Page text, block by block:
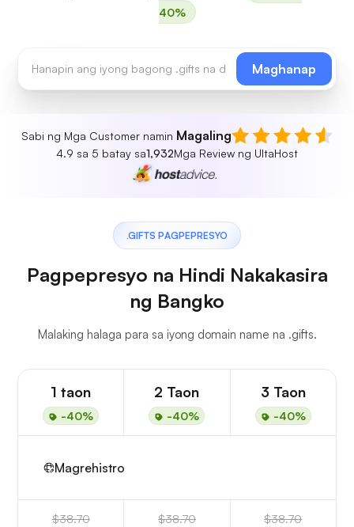
40%
Maghanap
Sabi ng Mga Customer namin Magaling
4.9 sa 5 batay sa1,932Mga Review ng UltaHost
.GIFTS PAGPEPRESYO
Pagpepresyo na Hindi Nakakasira
ng Bangko
Malaking halaga para sa iyong domain name na .gifts.
1 taon
-40%
2 Taon
-40%
3 Taon
-40%
Magrehistro
$38.70 $38.70 $38.70